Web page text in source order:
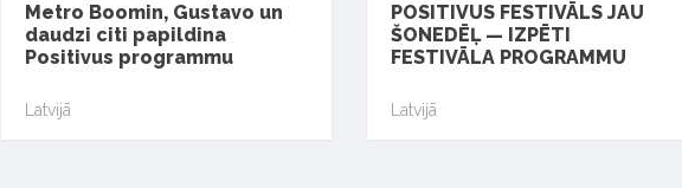
Metro Boomin, Gustavo un
daudzi citi papildina
Positivus programmu
Latvijā
POSITIVUS FESTIVĀLS JAU
ŠONEDĒĻ — IZPĒTI
FESTIVĀLA PROGRAMMU
Latvijā